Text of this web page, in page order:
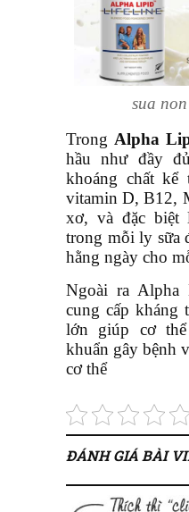
sua
Trong Alpha
hầu như đầy
khoáng chấtkể
vitamin D, B12,
xơ, và đặc biệt
trong mỗi ly sữa
hằng ngày cho
Ngoài ra
cung cấp kháng
lớn giúp cơ
khuẩn gây bệnh
cơ thể
ĐÁNH GIÁ BÀI